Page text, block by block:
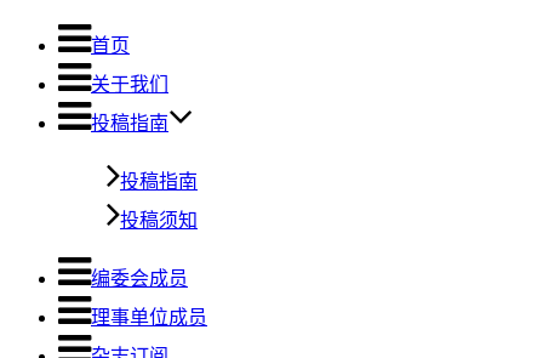
首页
关于我们
投稿指南
投稿指南
投稿须知
编委会成员
理事单位成员